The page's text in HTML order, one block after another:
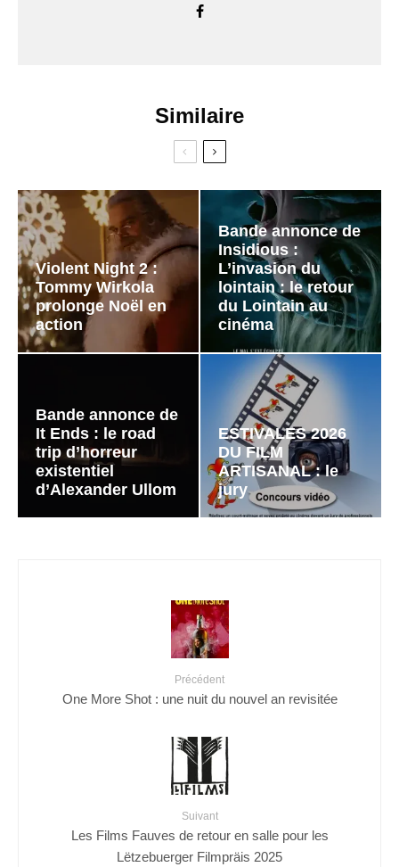
Similaire
Violent Night 2 :
Tommy Wirkola
prolonge Noël en
action
Bande annonce de
Insidious :
L’invasion du
lointain : le retour
du Lointain au
cinéma
Bande annonce de
It Ends : le road
trip d’horreur
existentiel
d’Alexander Ullom
ESTIVALES 2026
DU FILM
ARTISANAL : le
jury
Précédent
One More Shot : une nuit du nouvel an revisitée
Suivant
Les Films Fauves de retour en salle pour les
Lëtzebuerger Filmpräis 2025